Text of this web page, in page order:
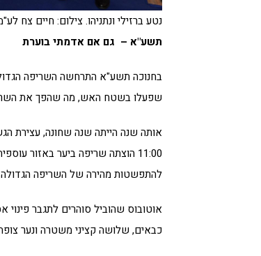
נטע ברזילי ונתניהו. צילום: חיים צח
תשע"א – גם אם אדמתי בוערת
שפעלו בשטח האש, מה שהפך את
אותה שנה הייתה שנה שחונה, עצירת
11:00 הוצתה שריפה ביער באזור
להתפשטות מהירה של השריפה הגדולה
כבאים, שלושה קציני משטרה ונער